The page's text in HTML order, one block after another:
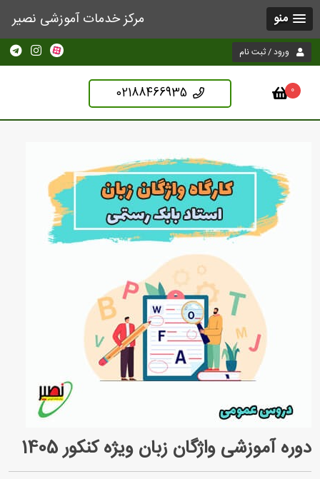
مرکز خدمات آموزشی نصیر منو
ورود / ثبت نام
0
02188466935
دوره آموزشی واژگان زبان ویژه کنکور 1405